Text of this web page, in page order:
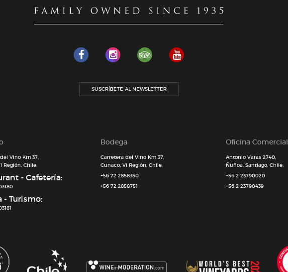
SUSCRÍBETE AL NEWSLETTER
Vino Km 37,
Región, Chile.
- Cafetería:
- Turismo:
Bodega
Carretera del Vino Km 37,
Cunaco, VI Región, Chile.
+56 72 2858350
+56 72 2858751
Oficina Comercial
Antonio Varas 2740,
Ñuñoa, Santiago, Chile.
+56 2 23790020
+56 2 23790439